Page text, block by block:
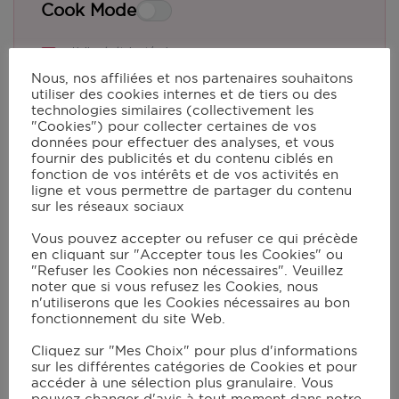
Cook Mode
Huile végétale et/ou beurre
1 pâte brisée
5 œufs
⁄ càc sel
càc
2 càcsauge fraîche hachée(facultatif)
Instructions
Peler et hacher finement les oignons.
matière grasse (huile végétale et/ou
beurre) et faire cuire les oignons. Un
Nous, nos affiliées et nos partenaires souhaitons
utiliser des cookies internes et de tiers ou des
technologies similaires (collectivement les
"Cookies") pour collecter certaines de vos
données pour effectuer des analyses, et vous
fournir des publicités et du contenu ciblés en
fonction de vos intérêts et de vos activités en
ligne et vous permettre de partager du contenu
sur les réseaux sociaux
Vous pouvez accepter ou refuser ce qui précède
en cliquant sur "Accepter tous les Cookies" ou
"Refuser les Cookies non nécessaires". Veuillez
noter que si vous refusez les Cookies, nous
n'utiliserons que les Cookies nécessaires au bon
fonctionnement du site Web.
Cliquez sur "Mes Choix" pour plus d'informations
sur les différentes catégories de Cookies et pour
accéder à une sélection plus granulaire. Vous